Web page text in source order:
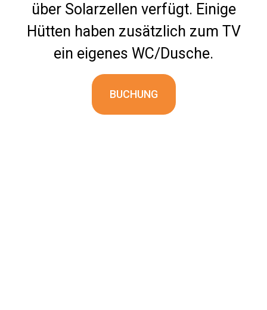
über Solarzellen verfügt. Einige
Hütten haben zusätzlich zum TV
ein eigenes WC/Dusche.
BUCHUNG